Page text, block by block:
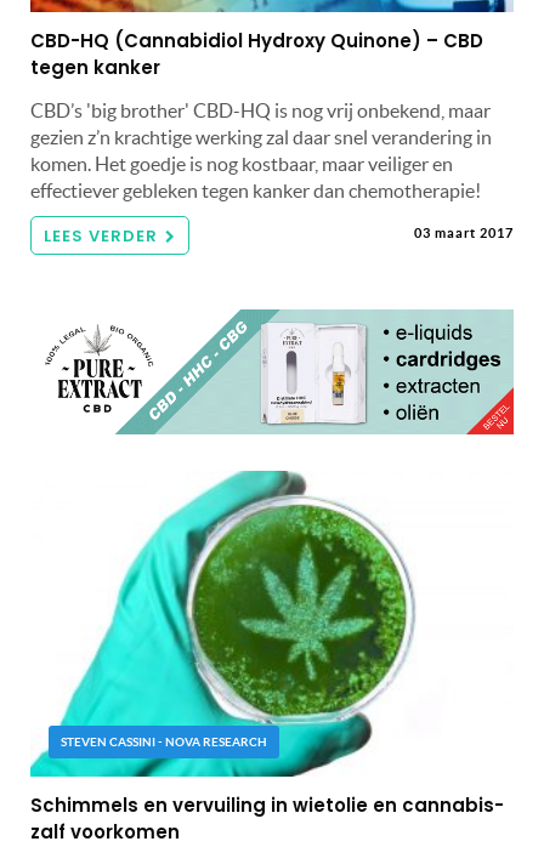
CBD-HQ (Cannabidiol Hydroxy Quinone) – CBD
tegen kanker
CBD’s 'big brother' CBD-HQ is nog vrij onbekend, maar
gezien z’n krachtige werking zal daar snel verandering in
komen. Het goedje is nog kostbaar, maar veiliger en
effectiever gebleken tegen kanker dan chemotherapie!
LEES VERDER 03 maart 2017
STEVEN CASSINI - NOVA RESEARCH
Schimmels en vervuiling in wietolie en cannabis-
zalf voorkomen